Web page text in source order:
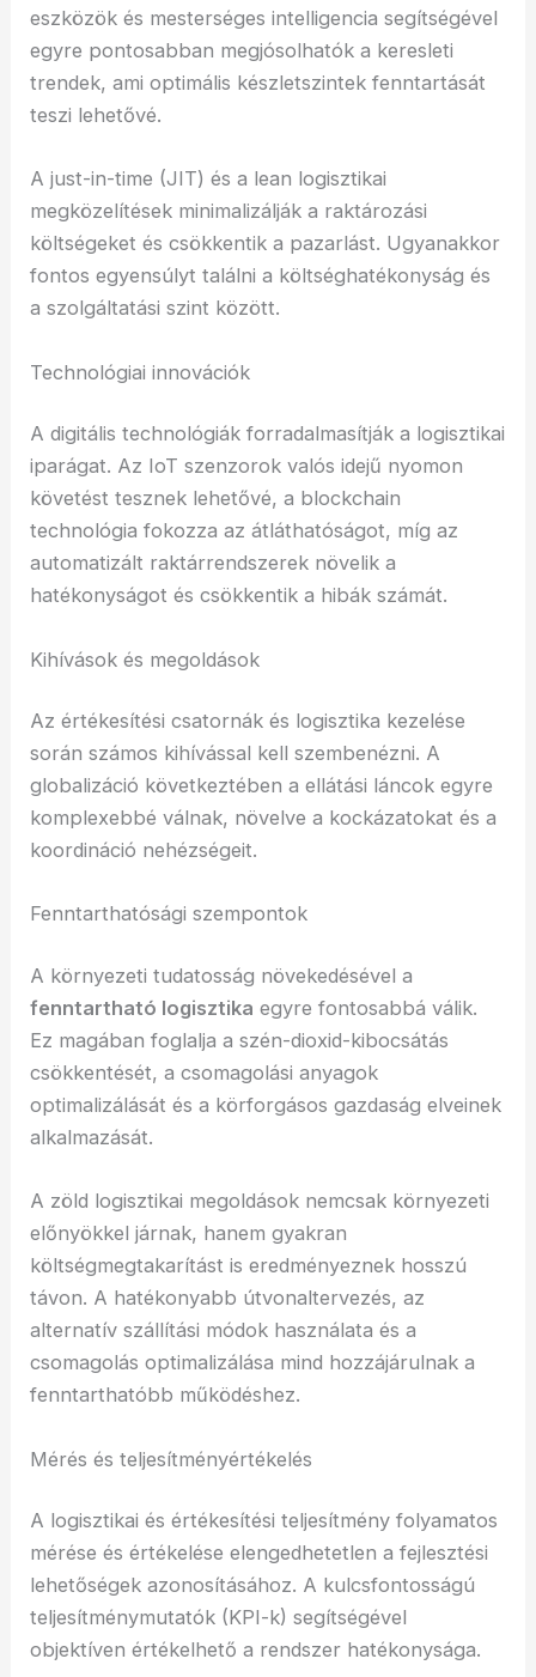
eszközök és mesterséges intelligencia segítségével
egyre pontosabban megjósolhatók a keresleti
trendek, ami optimális készletszintek fenntartását
teszi lehetővé.
A just-in-time (JIT) és a lean logisztikai
megközelítések minimalizálják a raktározási
költségeket és csökkentik a pazarlást. Ugyanakkor
fontos egyensúlyt találni a költséghatékonyság és
a szolgáltatási szint között.
Technológiai innovációk
A digitális technológiák forradalmasítják a logisztikai
iparágat. Az IoT szenzorok valós idejű nyomon
követést tesznek lehetővé, a blockchain
technológia fokozza az átláthatóságot, míg az
automatizált raktárrendszerek növelik a
hatékonyságot és csökkentik a hibák számát.
Kihívások és megoldások
Az értékesítési csatornák és logisztika kezelése
során számos kihívással kell szembenézni. A
globalizáció következtében a ellátási láncok egyre
komplexebbé válnak, növelve a kockázatokat és a
koordináció nehézségeit.
Fenntarthatósági szempontok
A környezeti tudatosság növekedésével a
fenntartható logisztika egyre fontosabbá válik.
Ez magában foglalja a szén-dioxid-kibocsátás
csökkentését, a csomagolási anyagok
optimalizálását és a körforgásos gazdaság elveinek
alkalmazását.
A zöld logisztikai megoldások nemcsak környezeti
előnyökkel járnak, hanem gyakran
költségmegtakarítást is eredményeznek hosszú
távon. A hatékonyabb útvonaltervezés, az
alternatív szállítási módok használata és a
csomagolás optimalizálása mind hozzájárulnak a
fenntarthatóbb működéshez.
Mérés és teljesítményértékelés
A logisztikai és értékesítési teljesítmény folyamatos
mérése és értékelése elengedhetetlen a fejlesztési
lehetőségek azonosításához. A kulcsfontosságú
teljesítménymutatók (KPI-k) segítségével
objektíven értékelhető a rendszer hatékonysága.